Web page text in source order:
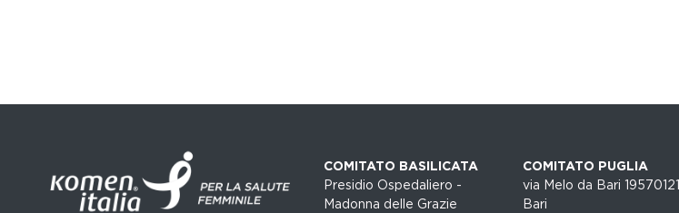
COMITATO BASILICATA
Presidio Ospedaliero -
Madonna delle Grazie
COMITATO PUGLIA
via Melo da Bari 19570121
Bari